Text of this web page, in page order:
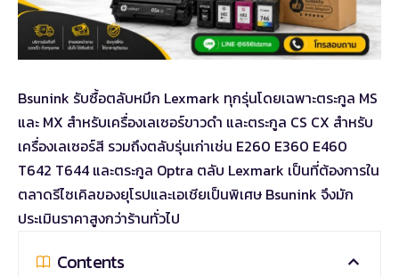
Bsunink รับซื้อตลับหมึก Lexmark ทุกรุ่นโดยเฉพาะตระกูล MS
และ MX สำหรับเครื่องเลเซอร์ขาวดำ และตระกูล CS CX สำหรับ
เครื่องเลเซอร์สี รวมถึงตลับรุ่นเก่าเช่น E260 E360 E460
T642 T644 และตระกูล Optra ตลับ Lexmark เป็นที่ต้องการใน
ตลาดรีไซเคิลของยุโรปและเอเชียเป็นพิเศษ Bsunink จึงมัก
ประเมินราคาสูงกว่าร้านทั่วไป
Contents